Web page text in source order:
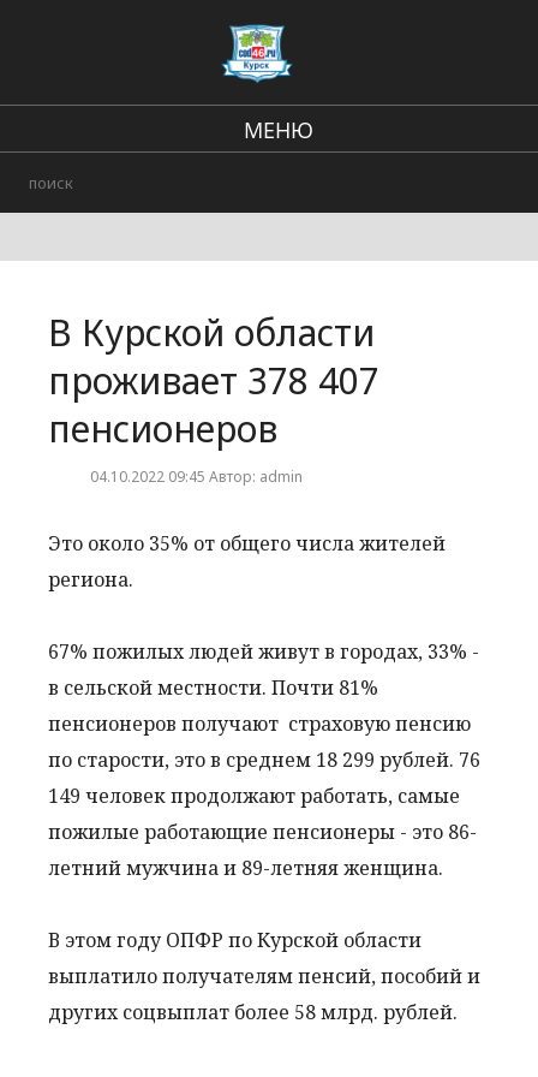
МЕНЮ
Городские события
В Курской области
проживает 378 407
пенсионеров
04.10.2022 09:45 Автор: admin
Это около 35% от общего числа жителей
региона.
67% пожилых людей живут в городах, 33% -
в сельской местности. Почти 81%
пенсионеров получают страховую пенсию
по старости, это в среднем 18 299 рублей. 76
149 человек продолжают работать, самые
пожилые работающие пенсионеры - это 86-
летний мужчина и 89-летняя женщина.
В этом году ОПФР по Курской области
выплатило получателям пенсий, пособий и
других соцвыплат более 58 млрд. рублей.